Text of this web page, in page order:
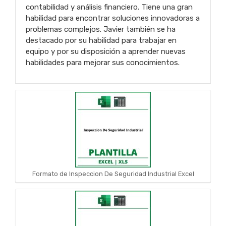
contabilidad y análisis financiero. Tiene una gran
habilidad para encontrar soluciones innovadoras a
problemas complejos. Javier también se ha
destacado por su habilidad para trabajar en
equipo y por su disposición a aprender nuevas
habilidades para mejorar sus conocimientos.
Formato de Inspeccion De Seguridad Industrial Excel